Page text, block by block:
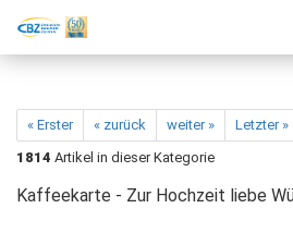
« Erster « zurück weiter »
Letzter »
1814 Artikel in dieser Kategorie
Kaffeekarte - Zur Hochzeit liebe